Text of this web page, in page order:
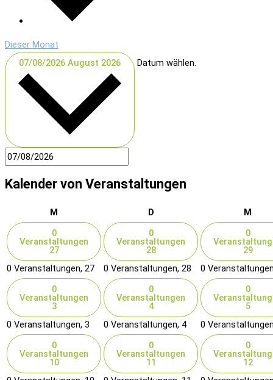
Dieser Monat
07/08/2026 August 2026 Datum wählen.
Kalender von Veranstaltungen
M DDienstag M
0
Veranstaltungen
27
0 Veranstaltungen, 27
0
Veranstaltungen
28
0 Veranstaltungen, 28
0
29
0
0
Veranstaltungen
3
0 Veranstaltungen, 3
0
Veranstaltungen
4
0 Veranstaltungen, 4
0
5
0
0
Veranstaltungen
10
0
Veranstaltungen
11
0
12